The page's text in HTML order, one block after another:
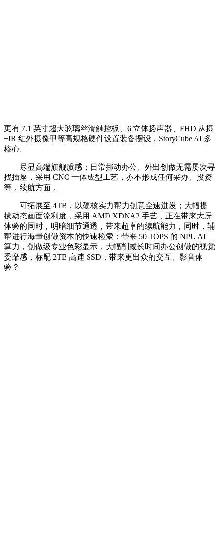
更有 7.1 英寸超大玻璃丝滑触控板、6 立体扬声器、FHD 从摄
+IR 红外摄像甲等高规格硬件设置装备摆设，StoryCube AI 多
核心。
尽显高端旗舰质感；日常挪动办公、外出创做无需屡次寻
找插座，采用 CNC 一体成型工艺，亦不形成任何采办、投资
等，续航方面，
可拓展至 4TB，以硬核实力帮力创意全速迸发；大幅提
拔动态画面流利度，采用 AMD XDNA2 手艺，正在带来大屏
体验的同时，明暗细节通透，带来超卓的续航能力，同时，辅
帮进行海量创做资本的快速检索；带来 50 TOPS 的 NPU AI
算力，创做级专业色彩显示，大幅削减长时间办公创做的视觉
委靡感，标配 2TB 高速 SSD，带来更出众的交互、影音体
验？